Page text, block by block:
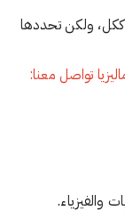
ككل، ولكن تحددها
تواصل معنا: